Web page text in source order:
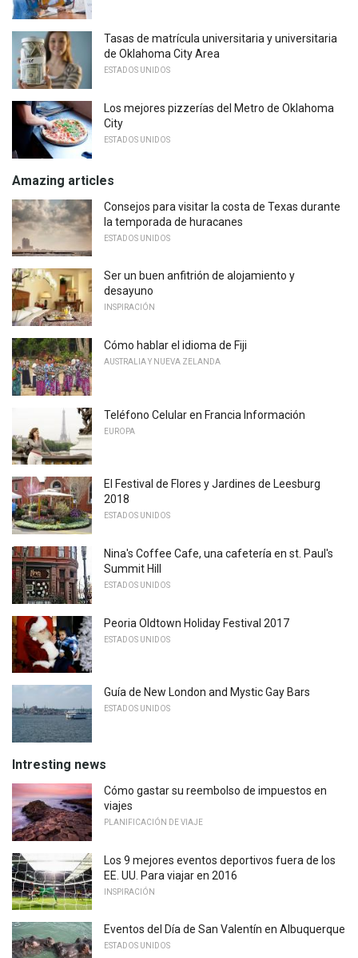
Tasas de matrícula universitaria y universitaria
de Oklahoma City Area
ESTADOS UNIDOS
Los mejores pizzerías del Metro de Oklahoma
City
ESTADOS UNIDOS
Amazing articles
Consejos para visitar la costa de Texas durante
la temporada de huracanes
ESTADOS UNIDOS
Ser un buen anfitrión de alojamiento y
desayuno
INSPIRACIÓN
Cómo hablar el idioma de Fiji
AUSTRALIA Y NUEVA ZELANDA
Teléfono Celular en Francia Información
EUROPA
El Festival de Flores y Jardines de Leesburg
2018
ESTADOS UNIDOS
Nina's Coffee Cafe, una cafetería en st. Paul's
Summit Hill
ESTADOS UNIDOS
Peoria Oldtown Holiday Festival 2017
ESTADOS UNIDOS
Guía de New London and Mystic Gay Bars
ESTADOS UNIDOS
Intresting news
Cómo gastar su reembolso de impuestos en
viajes
PLANIFICACIÓN DE VIAJE
Los 9 mejores eventos deportivos fuera de los
EE. UU. Para viajar en 2016
INSPIRACIÓN
Eventos del Día de San Valentín en Albuquerque
ESTADOS UNIDOS